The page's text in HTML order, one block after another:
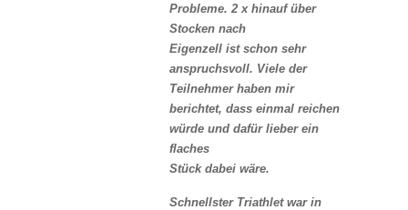
Probleme. 2 x hinauf über
Stocken nach
Eigenzell ist schon sehr
anspruchsvoll. Viele der
Teilnehmer haben mir
berichtet, dass einmal reichen
würde und dafür lieber ein
flaches
Stück dabei wäre.
Schnellster Triathlet war in